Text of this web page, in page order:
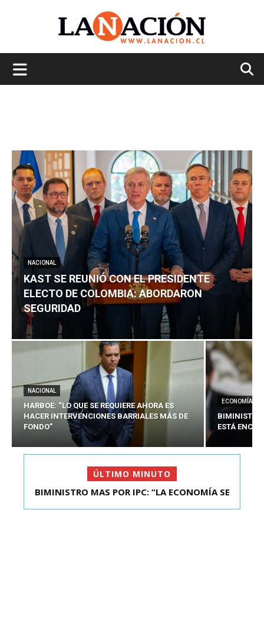
NACIONAL
KAST SE REUNIÓ CON EL PRESIDENTE
ELECTO DE COLOMBIA: ABORDARON
SEGURIDAD
NACIONAL
HARBOE: “LO QUE SE REQUIERE AHORA ES
HACER INTERVENCIONES BARRIALES MÁS DE
FONDO”
ECONOMÍA
BIMINISTRO
ESTÁ
ÚLTIMO MINUTO
KAST SE REUNIÓ CON EL PRESIDENTE ELECTO DE
BIMINISTRO MAS POR IPC: “LA ECONOMÍA SE